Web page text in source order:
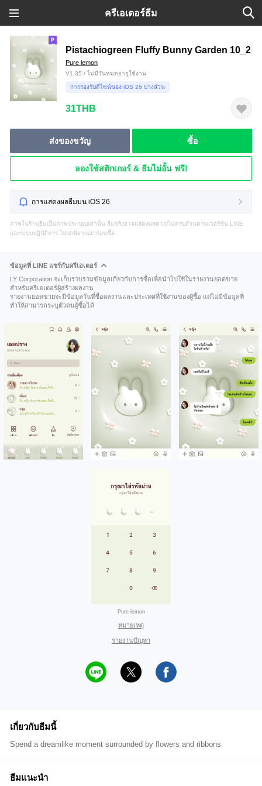
ครีเอเตอร์ธีม
Pistachiogreen Fluffy Bunny Garden 10_2
Pure lemon
V1.35 / ไม่มีวันหมดอายุใช้งาน
การรองรับดีไซน์ของ iOS 26 บางส่วน
31THB
ส่งของขวัญ ซื้อ
ลองใช้สติกเกอร์ & ธีมไม่อั้น ฟรี!
การแสดงผลธีมบน iOS 26
ภาพในร้านธีมเป็นภาพประกอบเท่านั้น ธีมจริงอาจแสดงผลต่าง/ไม่ครบถ้วนตามเวอร์ชัน LINE
และระบบปฏิบัติการ โปรดพิจารณาก่อนซื้อ
ข้อมูลที่ LINE แชร์กับครีเอเตอร์
LY Corporation จะเก็บรวบรวมข้อมูลเกี่ยวกับการซื้อเพื่อนำไปใช้ในรายงานยอดขาย
สำหรับครีเอเตอร์ผู้สร้างผลงาน
รายงานยอดขายจะมีข้อมูลวันที่ซื้อผลงานและประเทศที่ใช้งานของผู้ซื้อ แต่ไม่มีข้อมูลที่
ทำให้สามารถระบุตัวตนผู้ซื้อได้
Pure lemon
หมายเหตุ
รายงานปัญหา
เกี่ยวกับธีมนี้
Spend a dreamlike moment surrounded by flowers and ribbons
ธีมแนะนำ